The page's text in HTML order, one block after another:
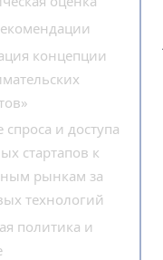
концепции
и доступа
стартапов к
рынкам за
технологий
политика и